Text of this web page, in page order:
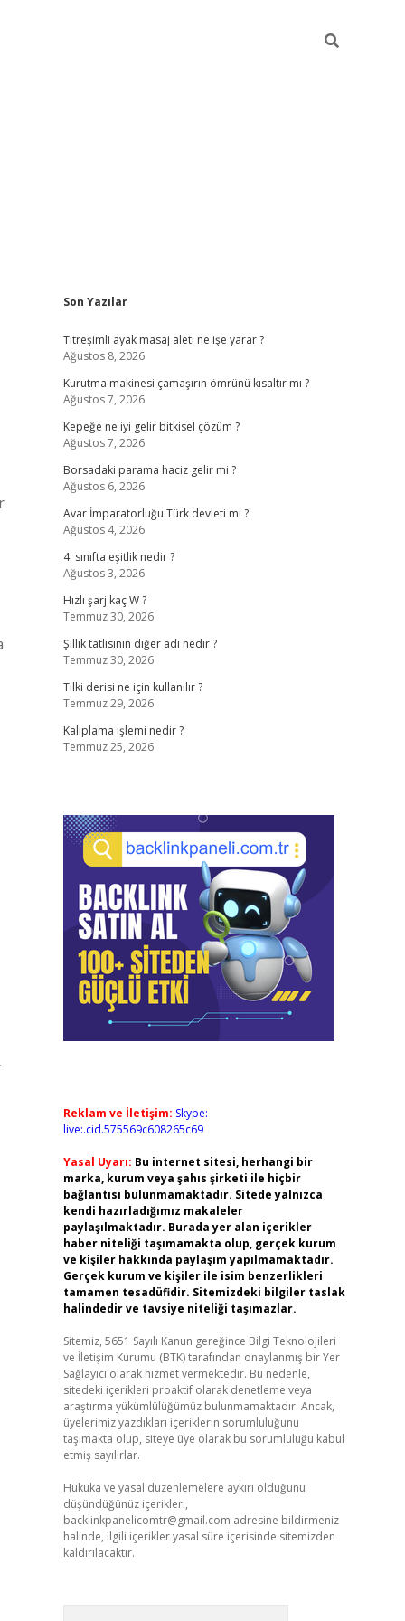
Sidebar
Son Yazılar
Titreşimli ayak masaj aleti ne işe yarar ?
Ağustos 8, 2026
Kurutma makinesi çamaşırın ömrünü kısaltır mı ?
Ağustos 7, 2026
Kepeğe ne iyi gelir bitkisel çözüm ?
Ağustos 7, 2026
Borsadaki parama haciz gelir mi ?
Ağustos 6, 2026
Avar İmparatorluğu Türk devleti mi ?
Ağustos 4, 2026
4. sınıfta eşitlik nedir ?
Ağustos 3, 2026
Hızlı şarj kaç W ?
Temmuz 30, 2026
Şıllık tatlısının diğer adı nedir ?
Temmuz 30, 2026
Tilki derisi ne için kullanılır ?
Temmuz 29, 2026
Kalıplama işlemi nedir ?
Temmuz 25, 2026
Reklam ve İletişim: Skype:
live:.cid.575569c608265c69
Yasal Uyarı: Bu internet sitesi, herhangi bir
marka, kurum veya şahıs şirketi ile hiçbir
bağlantısı bulunmamaktadır. Sitede yalnızca
kendi hazırladığımız makaleler
paylaşılmaktadır. Burada yer alan içerikler
haber niteliği taşımamakta olup, gerçek kurum
ve kişiler hakkında paylaşım yapılmamaktadır.
Gerçek kurum ve kişiler ile isim benzerlikleri
tamamen tesadüfidir. Sitemizdeki bilgiler taslak
halindedir ve tavsiye niteliği taşımazlar.
Sitemiz, 5651 Sayılı Kanun gereğince Bilgi Teknolojileri
ve İletişim Kurumu (BTK) tarafından onaylanmış bir Yer
Sağlayıcı olarak hizmet vermektedir. Bu nedenle,
sitedeki içerikleri proaktif olarak denetleme veya
araştırma yükümlülüğümüz bulunmamaktadır. Ancak,
üyelerimiz yazdıkları içeriklerin sorumluluğunu
taşımakta olup, siteye üye olarak bu sorumluluğu kabul
etmiş sayılırlar.
Hukuka ve yasal düzenlemelere aykırı olduğunu
düşündüğünüz içerikleri,
backlinkpanelicomtr@gmail.com adresine bildirmeniz
halinde, ilgili içerikler yasal süre içerisinde sitemizden
kaldırılacaktır.